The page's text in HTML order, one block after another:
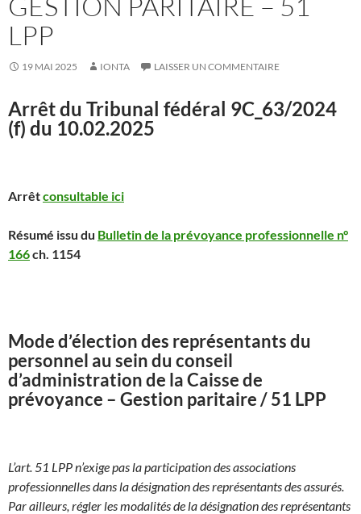
LPP
19 MAI 2025 IONTA LAISSER UN COMMENTAIRE
Arrêt du Tribunal fédéral 9C_63/2024
(f) du 10.02.2025
Arrêtconsultable ici
Résumé issu du Bulletin de la prévoyance professionnelle n°
166ch. 1154
Mode d’élection des représentants du
personnel au sein du conseil
d’administration de la Caisse de
prévoyance – Gestion paritaire / 51 LPP
L’art. 51 LPP n’exige pas la participation des associations
professionnelles dans la désignation des représentants des assurés.
Par ailleurs, régler les modalités de la désignation des représentants